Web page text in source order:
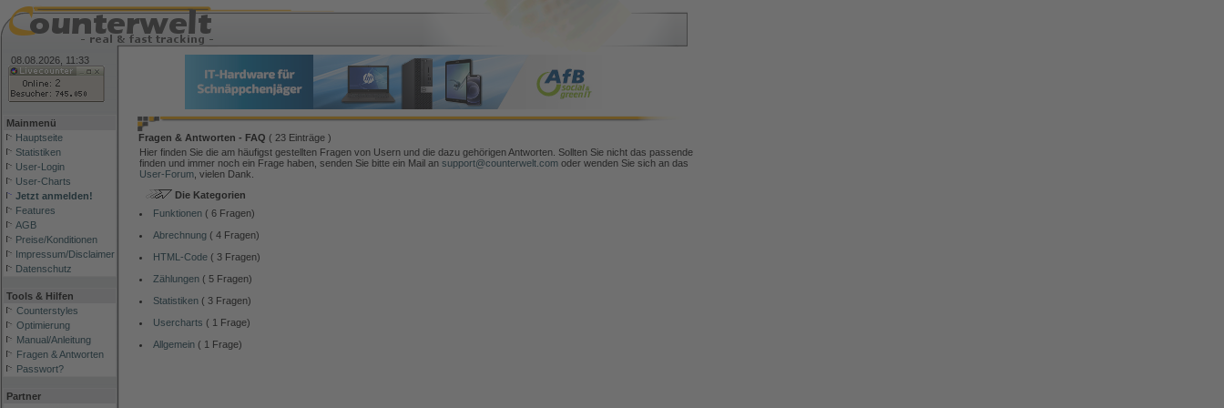
08.08.2026, 11:33
Mainmenü
Hauptseite
Statistiken
User-Login
User-Charts
Jetzt anmelden!
Features
AGB
Preise/Konditionen
Impressum/Disclaimer
Datenschutz
Tools & Hilfen
Counterstyles
Optimierung
Manual/Anleitung
Fragen & Antworten
Passwort?
Partner
Fragen & Antworten - FAQ ( 23 Einträge )
Hier finden Sie die am häufigst gestellten Fragen von Usern und die dazu gehörigen Antworten. Sollten Sie nicht das passende
finden und immer noch ein Frage haben, senden Sie bitte ein Mail an support@counterwelt.com oder wenden Sie sich an das
User-Forum , vielen Dank.
Die Kategorien
Funktionen( 6 Fragen)
Abrechnung( 4 Fragen)
HTML-Code( 3 Fragen)
Zählungen( 5 Fragen)
Statistiken( 3 Fragen)
Usercharts ( 1 Frage)
Allgemein( 1 Frage)